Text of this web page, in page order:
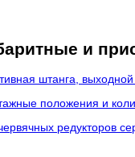
и
штанга,
положения и
редукторов